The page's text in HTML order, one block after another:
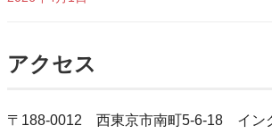
アクセス
〒188-0012 西東京市南町5-6-18 イン